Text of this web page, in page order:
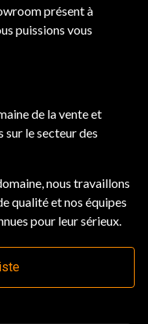
présent à
puissions vous
de la vente et
le secteur des
nous travaillons
qualité et nos équipes
pour leur sérieux.